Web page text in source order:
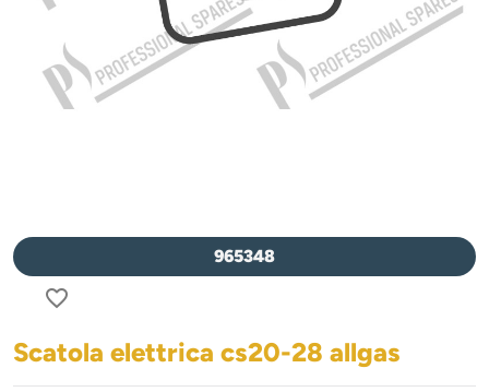
965348
favorite_border
Scatola elettrica cs20-28 allgas